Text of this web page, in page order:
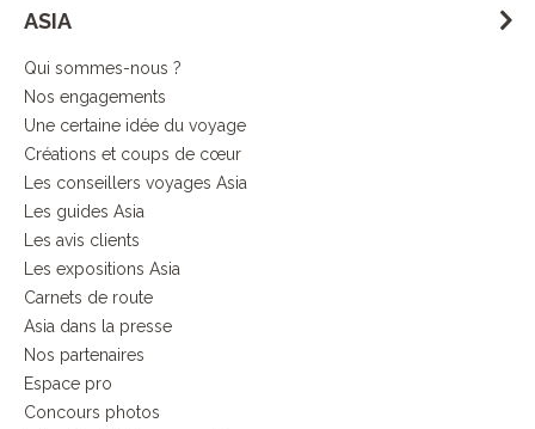
ASIA
Qui sommes-nous ?
Nos engagements
Une certaine idée du voyage
Créations et coups de cœur
Les conseillers voyages Asia
Les guides Asia
Les avis clients
Les expositions Asia
Carnets de route
Asia dans la presse
Nos partenaires
Espace pro
Concours photos